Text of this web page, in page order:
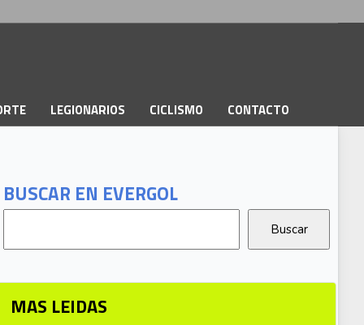
LEGIONARIOS CICLISMO CONTACTO
BUSCAR EN EVERGOL
MAS LEIDAS